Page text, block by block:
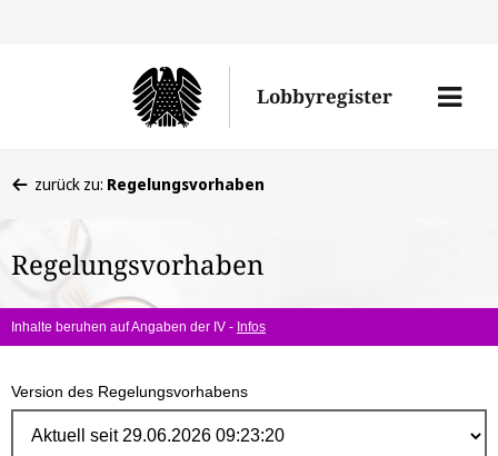
Lobbyregister
Menü
befinden
hier:
zurück zu: Regelungsvorhaben
Regelungsvorhaben
Inhalte beruhen auf Angaben der IV - Infos
Version des Regelungsvorhabens